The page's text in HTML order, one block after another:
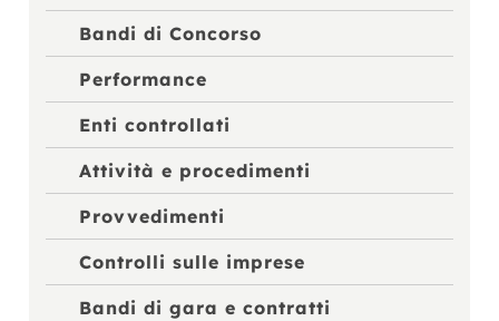
Bandi di Concorso
Performance
Enti controllati
Attività e procedimenti
Provvedimenti
Controlli sulle imprese
Bandi di gara e contratti